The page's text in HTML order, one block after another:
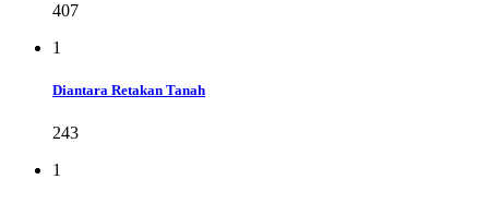
407
1
Diantara Retakan Tanah
243
1